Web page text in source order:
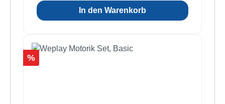
In den Warenkorb
Rabatt
%